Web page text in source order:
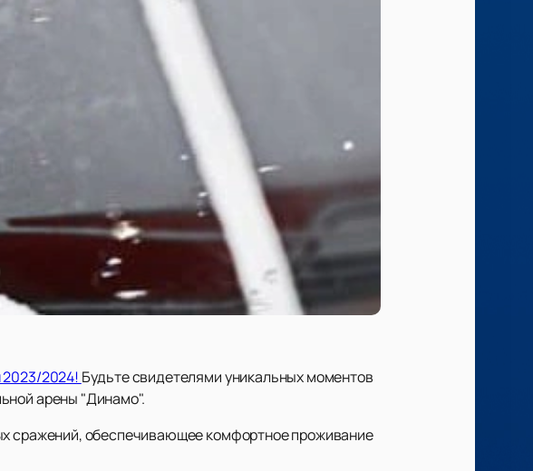
2023/2024! Будьте свидетелями уникальных моментов
арены "Динамо".
сражений, обеспечивающее комфортное проживание